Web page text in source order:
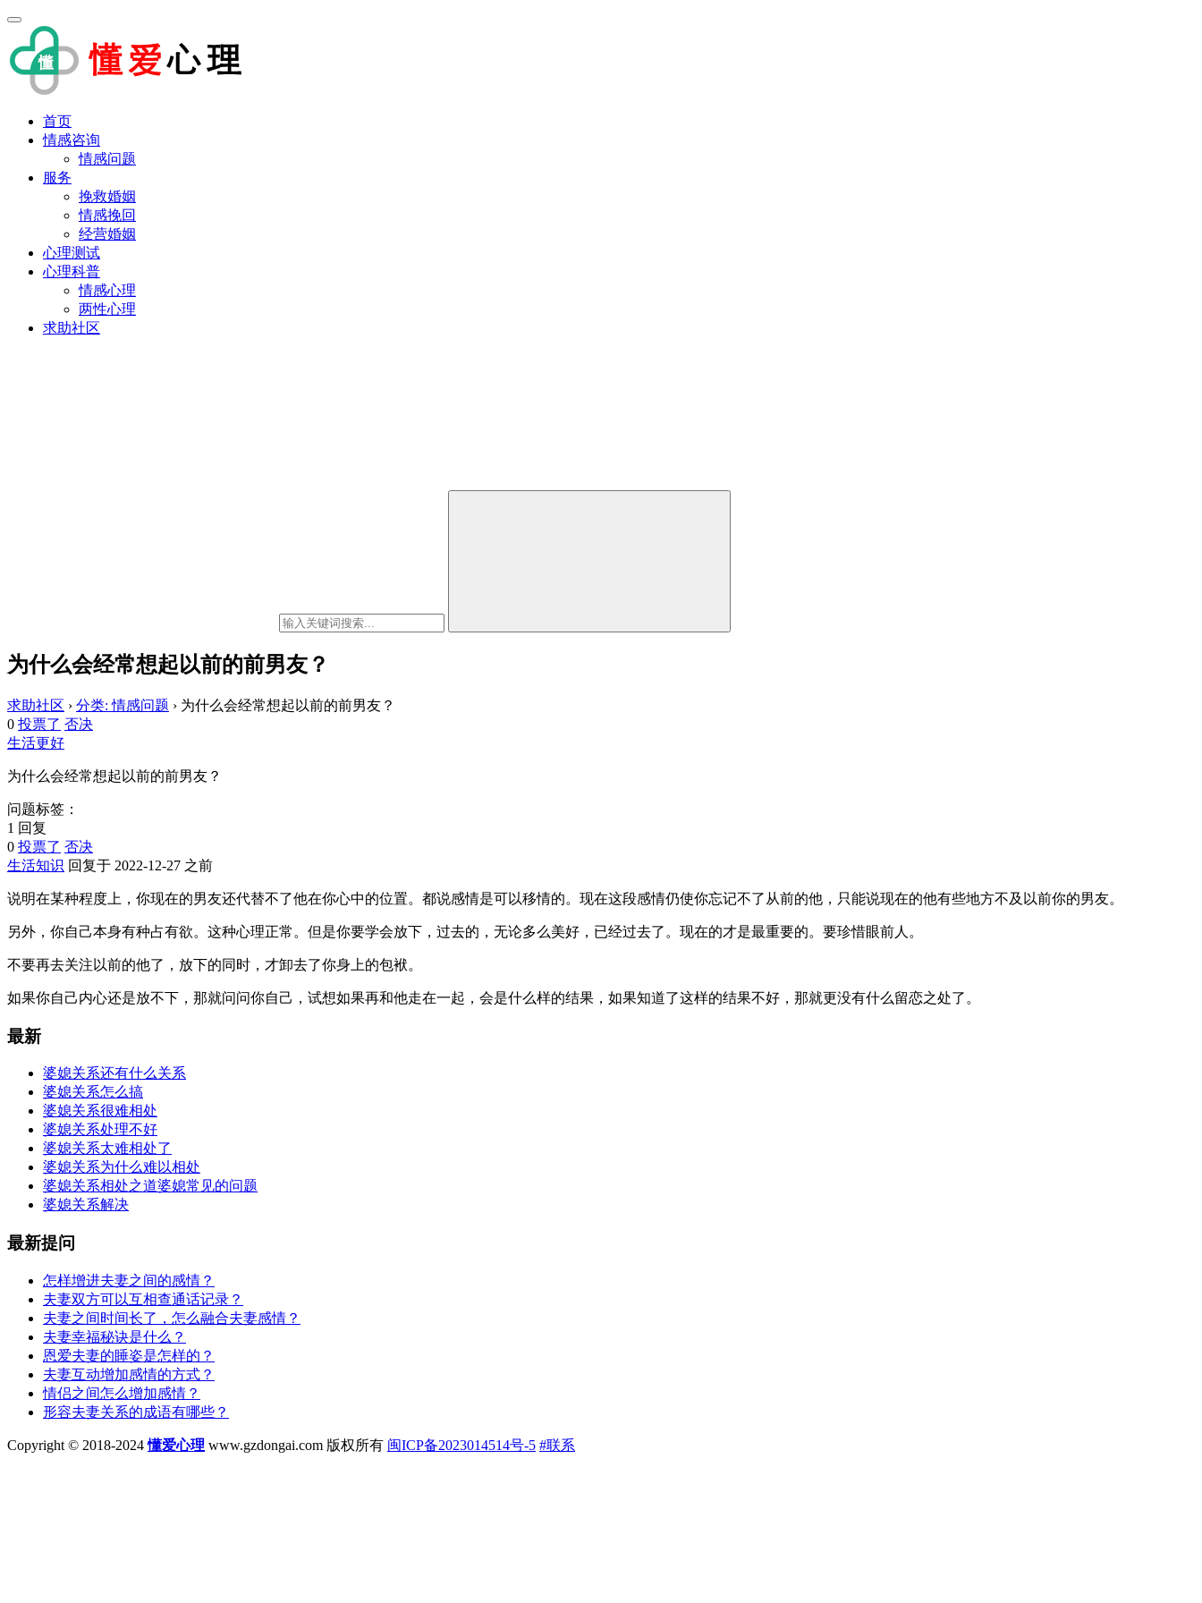
首页
情感咨询
情感问题
服务
挽救婚姻
情感挽回
经营婚姻
心理测试
心理科普
情感心理
两性心理
求助社区
为什么会经常想起以前的前男友？
求助社区 › 分类: 情感问题 › 为什么会经常想起以前的前男友？
0 投票了 否决
生活更好
为什么会经常想起以前的前男友？
问题标签：
1 回复
0 投票了 否决
生活知识 回复于 2022-12-27 之前
说明在某种程度上，你现在的男友还代替不了他在你心中的位置。都说感情是可以移情的。现在这段感情仍使你忘记不了从前的他，只能说现在的他有些地方不及以前你的男友。
另外，你自己本身有种占有欲。这种心理正常。但是你要学会放下，过去的，无论多么美好，已经过去了。现在的才是最重要的。要珍惜眼前人。
不要再去关注以前的他了，放下的同时，才卸去了你身上的包袱。
如果你自己内心还是放不下，那就问问你自己，试想如果再和他走在一起，会是什么样的结果，如果知道了这样的结果不好，那就更没有什么留恋之处了。
最新
婆媳关系还有什么关系
婆媳关系怎么搞
婆媳关系很难相处
婆媳关系处理不好
婆媳关系太难相处了
婆媳关系为什么难以相处
婆媳关系相处之道婆媳常见的问题
婆媳关系解决
最新提问
怎样增进夫妻之间的感情？
夫妻双方可以互相查通话记录？
夫妻之间时间长了，怎么融合夫妻感情？
夫妻幸福秘诀是什么？
恩爱夫妻的睡姿是怎样的？
夫妻互动增加感情的方式？
情侣之间怎么增加感情？
形容夫妻关系的成语有哪些？
Copyright © 2018-2024懂爱心理 www.gzdongai.com 版权所有 闽ICP备2023014514号-5 #联系